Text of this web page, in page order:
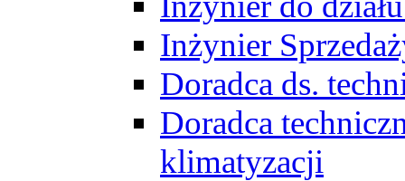
Inżynier
Doradca ds.
Doradca
klimatyzacji